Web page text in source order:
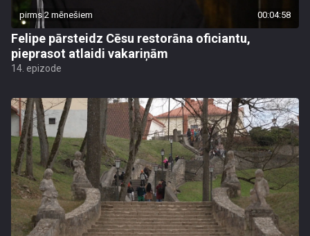
pirms 2 mēnešiem 00:04:58
Felipe pārsteidz Cēsu restorāna oficiantu,
pieprasot atlaidi vakariņām
14. epizode